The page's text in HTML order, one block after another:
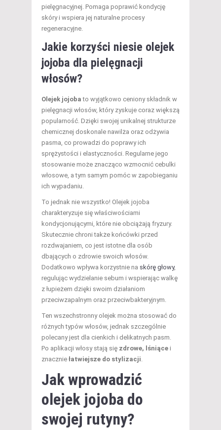
pielęgnacyjnej. Pomaga poprawić kondycję
skóry i wspiera jej naturalne procesy
regeneracyjne.
Jakie korzyści niesie olejek
jojoba dla pielęgnacji
włosów?
Olejek jojoba to wyjątkowo ceniony składnik w
pielęgnacji włosów, który zyskuje coraz większą
popularność. Dzięki swojej unikalnej strukturze
chemicznej doskonale nawilża oraz odżywia
pasma, co prowadzi do poprawy ich
sprężystości i elastyczności. Regularne jego
stosowanie może znacząco wzmocnić cebulki
włosowe, a tym samym pomóc w zapobieganiu
ich wypadaniu.
To jednak nie wszystko! Olejek jojoba
charakteryzuje się właściwościami
kondycjonującymi, które nie obciążają fryzury.
Skutecznie chroni także końcówki przed
rozdwajaniem, co jest istotne dla osób
dbających o zdrowie swoich włosów.
Dodatkowo wpływa korzystnie na skórę głowy,
regulując wydzielanie sebum i wspierając walkę
z łupieżem dzięki swoim działaniom
przeciwzapalnym oraz przeciwbakteryjnym.
Ten wszechstronny olejek można stosować do
różnych typów włosów, jednak szczególnie
polecany jest dla cienkich i delikatnych pasm.
Po aplikacji włosy stają się zdrowe, lśniące i
znacznie łatwiejsze do stylizacji
Jak wprowadzić
olejek jojoba do
swojej rutyny?